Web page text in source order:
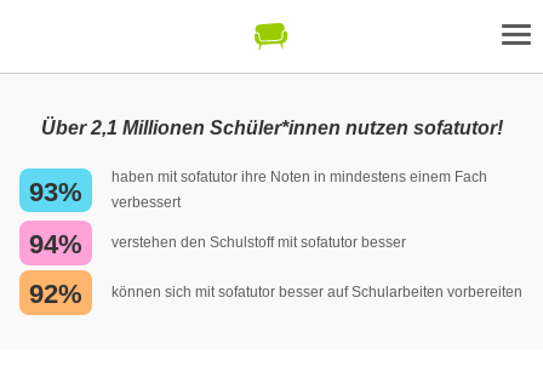
Über 2,1 Millionen Schüler*innen nutzen sofatutor!
93%
haben mit sofatutor ihre Noten in mindestens einem Fach
verbessert
94% verstehen den Schulstoff mit sofatutor besser
92% können sich mit sofatutor besser auf Schularbeiten vorbereiten